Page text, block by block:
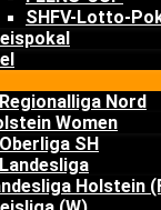
SHFV-Lotto-
Nord
Women
SH
Holstein